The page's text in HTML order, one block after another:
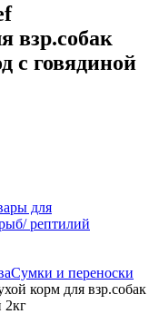
взр.собак
с говядиной
для
рептилий
Сумки и переноски
корм для взр.собак
2кг